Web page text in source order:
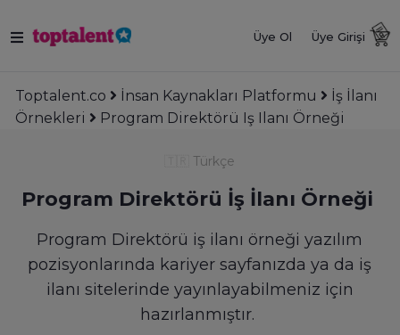
Üye Ol Üye Girişi
Toptalent.co İnsan Kaynakları Platformu
İş İlanı
Örnekleri
Program Direktörü Iş Ilanı Örneği
Türkçe
Program Direktörü İş İlanı Örneği
Program Direktörü iş ilanı örneği yazılım
pozisyonlarında kariyer sayfanızda ya da iş
ilanı sitelerinde yayınlayabilmeniz için
hazırlanmıştır.